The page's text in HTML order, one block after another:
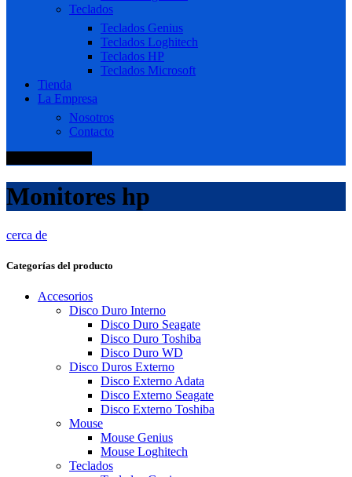
Teclados
Teclados Genius
Teclados Loghitech
Teclados HP
Teclados Microsoft
Tienda
La Empresa
Nosotros
Contacto
Monitores hp
cerca de
Categorías del producto
Accesorios
Disco Duro Interno
Disco Duro Seagate
Disco Duro Toshiba
Disco Duro WD
Disco Duros Externo
Disco Externo Adata
Disco Externo Seagate
Disco Externo Toshiba
Mouse
Mouse Genius
Mouse Loghitech
Teclados